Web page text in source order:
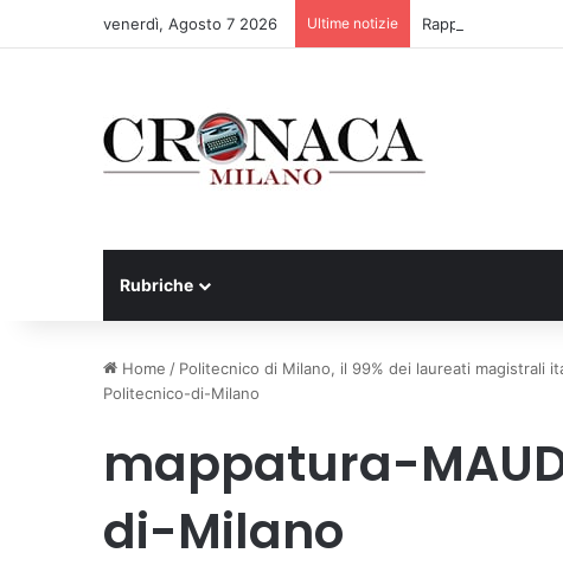
venerdì, Agosto 7 2026 Ultime notizie Rapporto OsMed
Rubriche
Home / Politecnico di Milano, il 99% dei laureati magistrali
Politecnico-di-Milano
mappatura-
di-Milano